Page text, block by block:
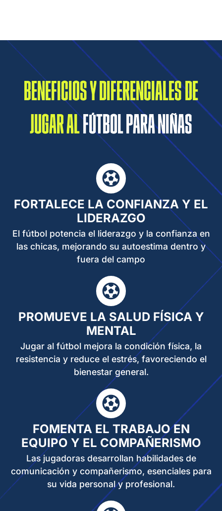
BENEFICIOS Y DIFERENCIALES DE
JUGAR ALFÚTBOL PARA NIÑAS
FORTALECE LA CONFIANZA Y EL
LIDERAZGO
El fútbol potencia el liderazgo y la confianza en
las chicas, mejorando su autoestima dentro y
fuera del campo
PROMUEVE LA SALUD FÍSICA Y
MENTAL
Jugar al fútbol mejora la condición física, la
resistencia y reduce el estrés, favoreciendo el
bienestar general.
FOMENTA EL TRABAJO EN
EQUIPO Y EL COMPAÑERISMO
Las jugadoras desarrollan habilidades de
comunicación y compañerismo, esenciales para
su vida personal y profesional.